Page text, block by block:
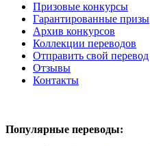
Призовые конкурсы
Гарантированные призы
Архив конкурсов
Коллекции переводов
Отправить свой перевод
Отзывы
Контакты
Популярные переводы: